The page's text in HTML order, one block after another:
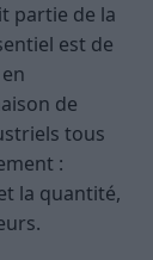
partie de la
est de
de
tous
:
la quantité,